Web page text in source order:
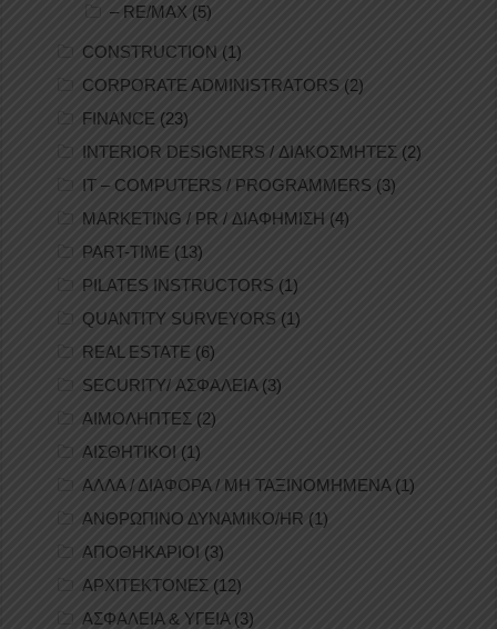
– RE/MAX (5)
CONSTRUCTION (1)
CORPORATE ADMINISTRATORS (2)
FINANCE (23)
INTERIOR DESIGNERS / ΔΙΑΚΟΣΜΗΤΕΣ (2)
IT – COMPUTERS / PROGRAMMERS (3)
MARKETING / PR / ΔΙΑΦΗΜΙΣΗ (4)
PART-TIME (13)
PILATES INSTRUCTORS (1)
QUANTITY SURVEYORS (1)
REAL ESTATE (6)
SECURITY/ ΑΣΦΑΛΕΙΑ(3)
ΑΙΜΟΛΗΠΤΕΣ (2)
ΑΙΣΘΗΤΙΚΟΙ (1)
ΑΛΛΑ / ΔΙΑΦΟΡΑ / ΜΗ ΤΑΞΙΝΟΜΗΜΕΝΑ(1)
ΑΝΘΡΩΠΙΝΟ ΔΥΝΑΜΙΚΟ/HR (1)
ΑΠΟΘΗΚΑΡΙΟΙ (3)
ΑΡΧΙΤΕΚΤΟΝΕΣ (12)
ΑΣΦΑΛΕΙΑ & ΥΓΕΙΑ(3)